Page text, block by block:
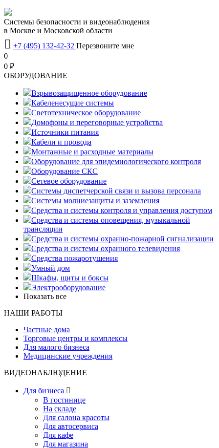
Системы безопасности и видеонаблюдения
в Москве и Московской области
 +7 (495) 132-42-32 Перезвоните мне
0
0 ₽
OБОРУДОВАНИЕ
Взрывозащищенное оборудование
Кабеленесущие системы
Светотехническое оборудование
Домофоны и переговорные устройства
Источники питания
Кабели и провода
Монтажные и расходные материалы
Оборудование для эпидемиологического контроля
Оборудование СКС
Сетевое оборудование
Системы диспетчерской связи и вызова персонала
Системы молниезащиты и заземления
Средства и системы контроля и управления доступом
Средства и системы оповещения, музыкальной
трансляции
Средства и системы охранно-пожарной сигнализации
Средства и системы охранного телевидения
Средства пожаротушения
Умный дом
Шкафы, щиты и боксы
Электрооборудование
Показать все
НАШИ РАБОТЫ
Частные дома
Торговые центры и комплексы
Для малого бизнеса
Медицинские учреждения
ВИДЕОНАБЛЮДЕНИЕ
Для бизнеса 
В гостинице
На складе
Для салона красоты
Для автосервиса
Для кафе
Для магазина